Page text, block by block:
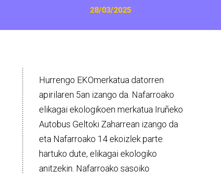
28/03/2025
Hurrengo EKOmerkatua datorren
apirilaren 5an izango da. Nafarroako
elikagai ekologikoen merkatua Iruñeko
Autobus Geltoki Zaharrean izango da
eta Nafarroako 14 ekoizlek parte
hartuko dute, elikagai ekologiko
anitzekin. Nafarroako sasoiko